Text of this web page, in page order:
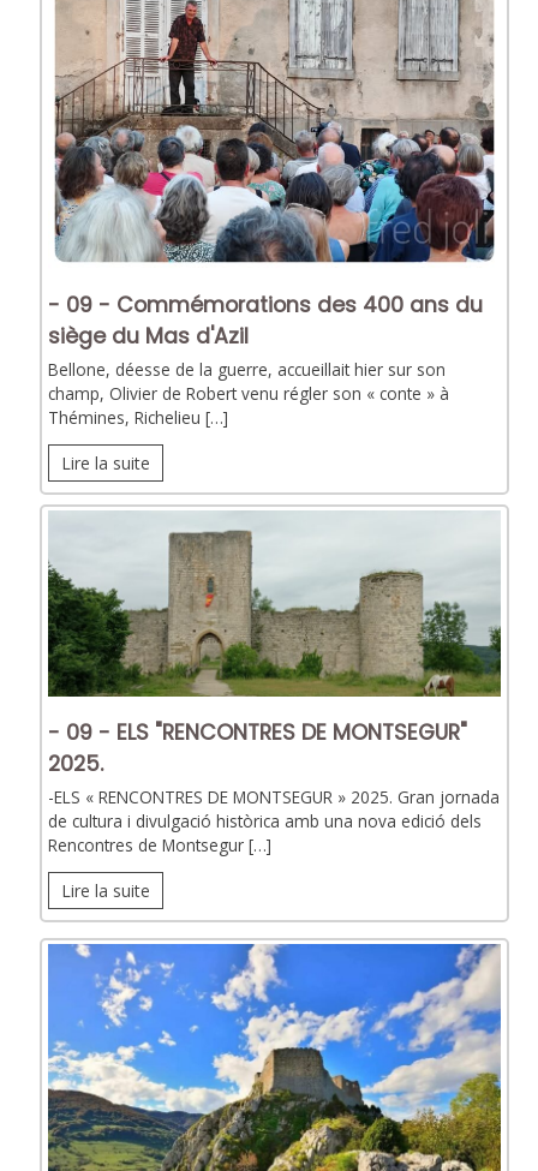
- 09 - Commémorations des 400 ans du
siège du Mas d'Azil
Bellone, déesse de la guerre, accueillait hier sur son
champ, Olivier de Robert venu régler son « conte » à
Thémines, Richelieu […]
Lire la suite
- 09 - ELS "RENCONTRES DE MONTSEGUR"
2025.
-ELS « RENCONTRES DE MONTSEGUR » 2025. Gran jornada
de cultura i divulgació històrica amb una nova edició dels
Rencontres de Montsegur […]
Lire la suite